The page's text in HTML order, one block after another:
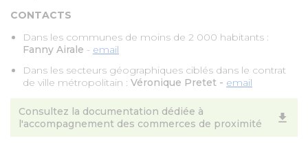
CONTACTS
Dans les communes de moins de 2 000 habitants :
Fanny Airale - email
Dans les secteurs géographiques ciblés dans le contrat
de ville métropolitain : Véronique Pretet - email
Consultez la documentation dédiée à
l'accompagnement des commerces de proximité